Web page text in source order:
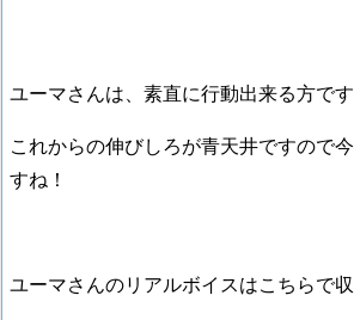
ユーマさんは、素直に行動出来る方です
これからの伸びしろが青天井ですので
すね！
ユーマさんのリアルボイスはこちらで収